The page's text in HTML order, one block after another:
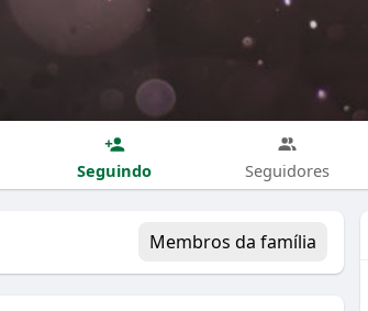
Seguindo Seguidores
Membros da família